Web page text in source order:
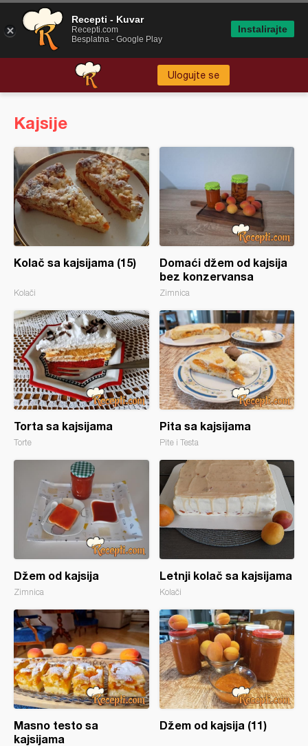
Ulogujte se
Kajsije
Kolač sa kajsijama (15)
Kolači
Domaći džem od kajsija
bez konzervansa
Zimnica
Torta sa kajsijama
Torte
Pita sa kajsijama
Pite i Testa
Džem od kajsija
Zimnica
Letnji kolač sa kajsijama
Kolači
Masno testo sa
kajsijama
Džem od kajsija (11)
Recepti - Kuvar
Recepti.com
Besplatna - Google Play
Instalirajte